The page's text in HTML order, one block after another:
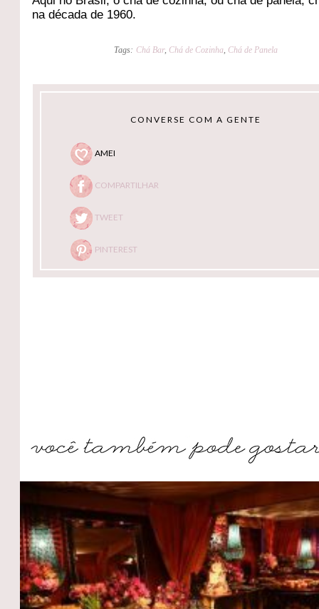
na década de 1960.
Tags: Chá Bar, Chá de Cozinha Chá de Panela
CONVERSE COM A GENTE
AMEI
COMPARTILHAR
TWEET
PINTEREST